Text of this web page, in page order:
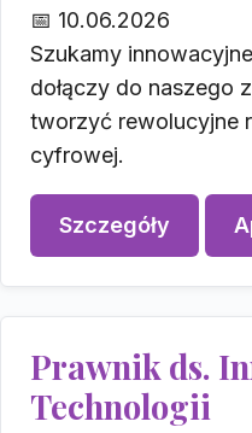
📅 10.06.2026
Szukamy
dołączy do naszego
tworzyć rewolucyjne
cyfrowej.
Szczegóły
Prawnik ds.
Technologii